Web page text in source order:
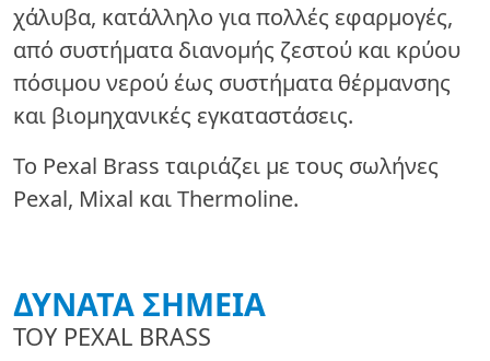
χάλυβα, κατάλληλο για πολλές εφαρμογές,
από συστήματα διανομής ζεστού και κρύου
πόσιμου νερού έως συστήματα θέρμανσης
και βιομηχανικές εγκαταστάσεις.
Το Pexal Brass ταιριάζει με τους σωλήνες
Pexal, Mixal και Thermoline.
ΔΥΝΑΤΑ ΣΗΜΕΙΑ
ΤΟΥ PEXAL BRASS